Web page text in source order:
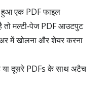
एक PDF फाइल
तो मल्टी‑पेज PDF आउटपुट
में खोलना और शेयर करना
दूसरे PDFs के साथ अटैच